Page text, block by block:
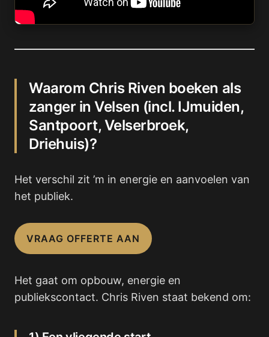
Waarom Chris Riven boeken als
zanger in Velsen (incl. IJmuiden,
Santpoort, Velserbroek,
Driehuis)?
Het verschil zit ’m in energie en aanvoelen van
het publiek.
VRAAG OFFERTE AAN
Het gaat om opbouw, energie en
publiekscontact. Chris Riven staat bekend om: